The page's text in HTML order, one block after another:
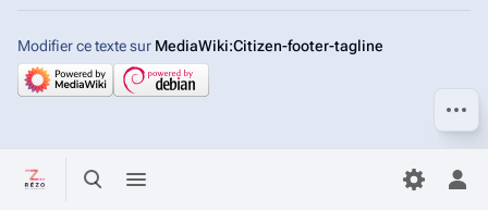
Basculer la recherche
Basculer le menu
Modifier ce texte sur MediaWiki:Citizen-footer-tagline